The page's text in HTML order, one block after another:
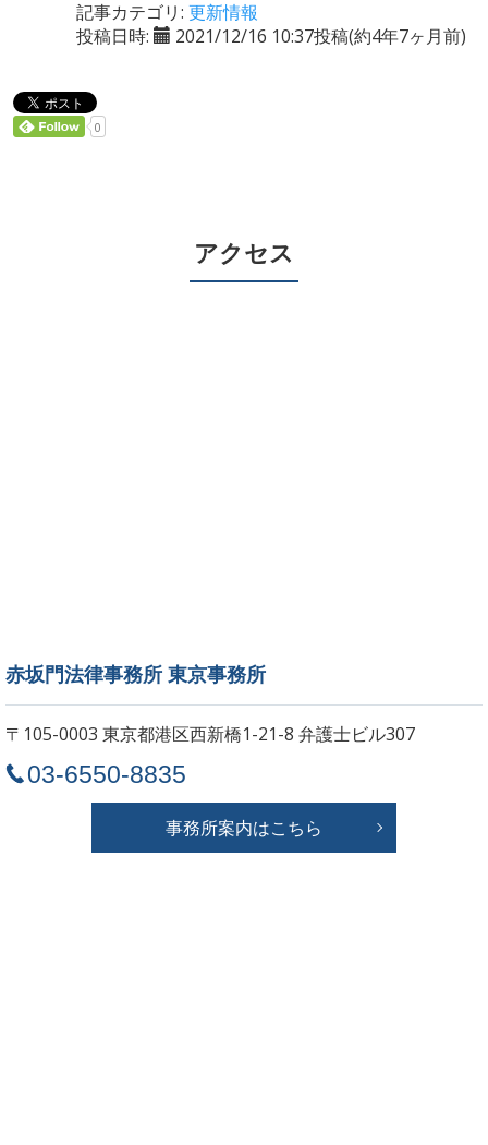
記事カテゴリ: 更新情報
投稿日時:
2021/12/16 10:37投稿(約4年7ヶ月前)
0
アクセス
赤坂門法律事務所 東京事務所
〒105-0003 東京都港区西新橋1-21-8 弁護士ビル307
03-6550-8835
事務所案内はこちら